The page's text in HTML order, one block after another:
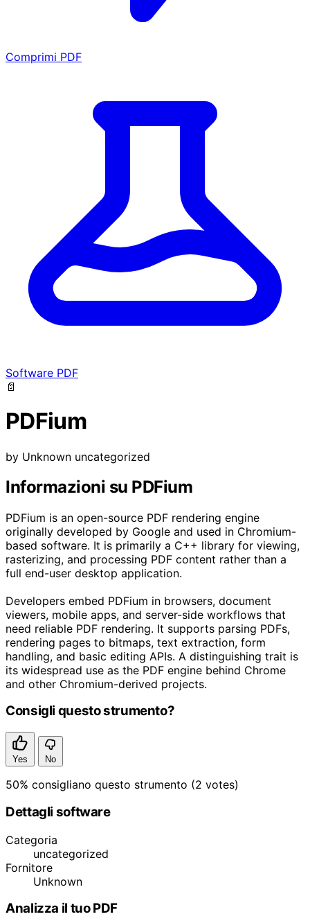
Comprimi PDF
Software PDF
📄
PDFium
by Unknown uncategorized
Informazioni su PDFium
PDFium is an open-source PDF rendering engine
originally developed by Google and used in Chromium-
based software. It is primarily a C++ library for viewing,
rasterizing, and processing PDF content rather than a
full end-user desktop application.
Developers embed PDFium in browsers, document
viewers, mobile apps, and server-side workflows that
need reliable PDF rendering. It supports parsing PDFs,
rendering pages to bitmaps, text extraction, form
handling, and basic editing APIs. A distinguishing trait is
its widespread use as the PDF engine behind Chrome
and other Chromium-derived projects.
Consigli questo strumento?
Yes No
50% consigliano questo strumento (2 votes)
Dettagli software
Categoria
uncategorized
Fornitore
Unknown
Analizza il tuo PDF